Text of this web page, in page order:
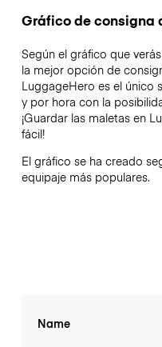
Gráfico de consigna
Según el gráfico que
la mejor opción de
LuggageHero es el único
y por hora con la
¡Guardar las maletas en
fácil!
El gráfico se ha creado
equipaje más populares.
Name